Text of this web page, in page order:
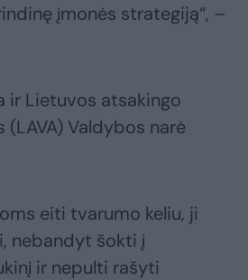
įmonės strategiją“, –
ir Lietuvos atsakingo
Valdybos narė
eiti tvarumo keliu, ji
nebandyt šokti į
ir nepulti rašyti